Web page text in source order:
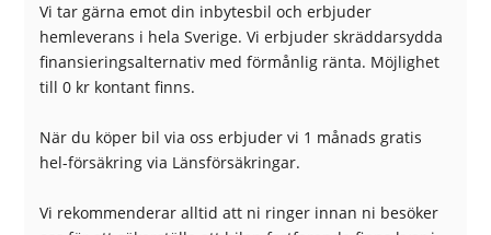
Bagagerumsmatta
Barnlås
Broms-assistans
Centrallås (fjärrstyrt)
Dimljus fram
Elhissar (fram och bak)
Fällbara baksäten
Färddator
ISOFIX-fästen bak
Kylt handskfack
Ljussensor
Multifunktionsratt
Regnsensor
Servostyrning
Vi tar gärna emot din inbytesbil och erbjuder
hemleverans i hela Sverige. Vi erbjuder skräddarsydda
finansieringsalternativ med förmånlig ränta. Möjlighet
till 0 kr kontant finns.
När du köper bil via oss erbjuder vi 1 månads gratis
hel-försäkring via Länsförsäkringar.
Vi rekommenderar alltid att ni ringer innan ni besöker